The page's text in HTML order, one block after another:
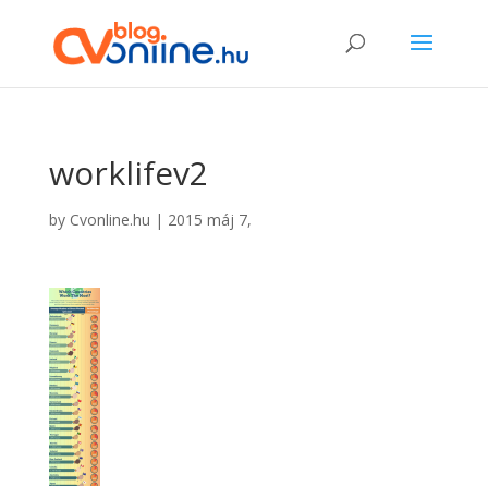
worklifev2
by Cvonline.hu | 2015 máj 7,